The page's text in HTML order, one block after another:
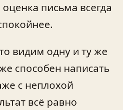
письма всегда
видим одну и ту же
способен написать
с неплохой
всё равно